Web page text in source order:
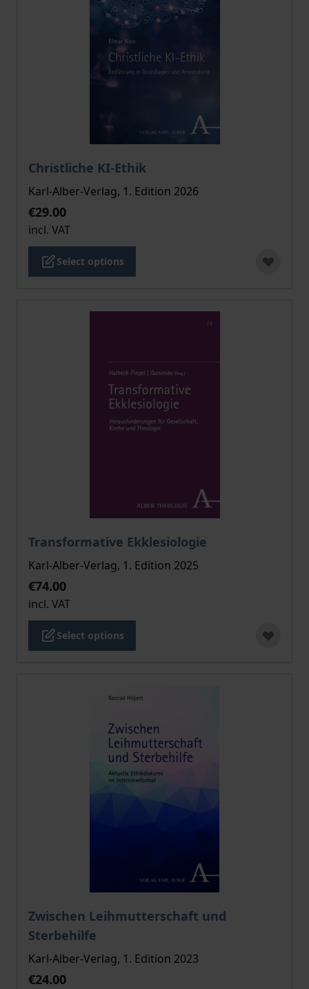
Christliche KI-Ethik
The price depends on the options chosen on the
Karl-Alber-Verlag, 1. Edition 2026
€29.00
incl. VAT
Select options
Transformative Ekklesiologie
The price depends on the options chosen on the
Karl-Alber-Verlag, 1. Edition 2025
€74.00
incl. VAT
Select options
Zwischen Leihmutterschaft und
Sterbehilfe
The price depends on the options chosen on the
Karl-Alber-Verlag, 1. Edition 2023
€24.00